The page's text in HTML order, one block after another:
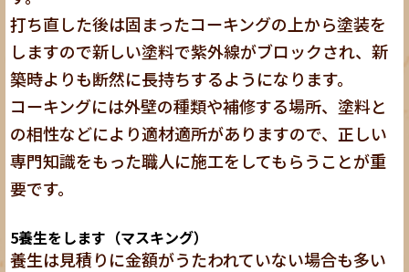
打ち直した後は固まったコーキングの上から塗装を
しますので新しい塗料で紫外線がブロックされ、新
築時よりも断然に長持ちするようになります。
コーキングには外壁の種類や補修する場所、塗料と
の相性などにより適材適所がありますので、正しい
専門知識をもった職人に施工をしてもらうことが重
要です。
5養生をします（マスキング）
養生は見積りに金額がうたわれていない場合も多い